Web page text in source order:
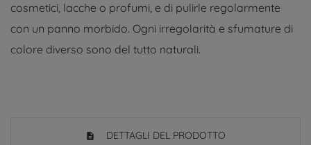
cosmetici, lacche o profumi, e di pulirle regolarmente
con un panno morbido. Ogni irregolarità e sfumature di
colore diverso sono del tutto naturali.
DETTAGLI DEL PRODOTTO